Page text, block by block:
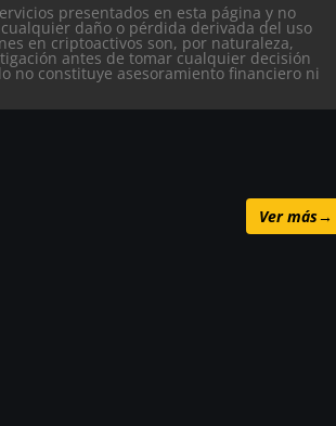
presentados en esta página y no
daño o pérdida derivada del uso
en criptoactivos son, por naturaleza,
antes de tomar cualquier decisión
no constituye asesoramiento financiero ni
Ver más→